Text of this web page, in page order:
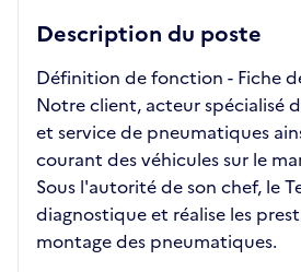
Description du poste
Définition de fonction - Fiche
Notre client, acteur spécialisé
et service de pneumatiques
courant des véhicules sur le
Sous l'autorité de son chef, le
diagnostique et réalise les
montage des pneumatiques.